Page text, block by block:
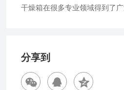
干燥箱在很多专业领域得到了
分享到